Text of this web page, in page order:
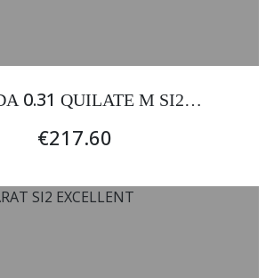
0.31 QUILATE M SI2
EXCELENTE
€217.60